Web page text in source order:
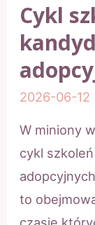
–
II
edycja
Cykl
2026-06-12
W miniony
cykl
to